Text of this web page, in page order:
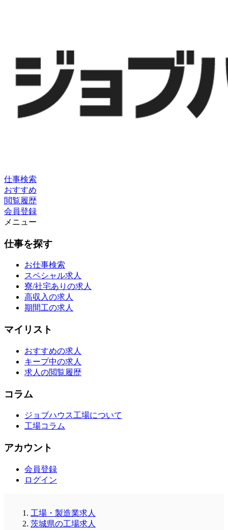
仕事検索
おすすめ
閲覧履歴
会員登録
メニュー
仕事を探す
お仕事検索
スペシャル求人
寮/社宅ありの求人
高収入の求人
期間工の求人
マイリスト
おすすめの求人
キープ中の求人
求人の閲覧履歴
コラム
ジョブハウス工場について
工場コラム
アカウント
会員登録
ログイン
工場・製造業求人
茨城県の工場求人